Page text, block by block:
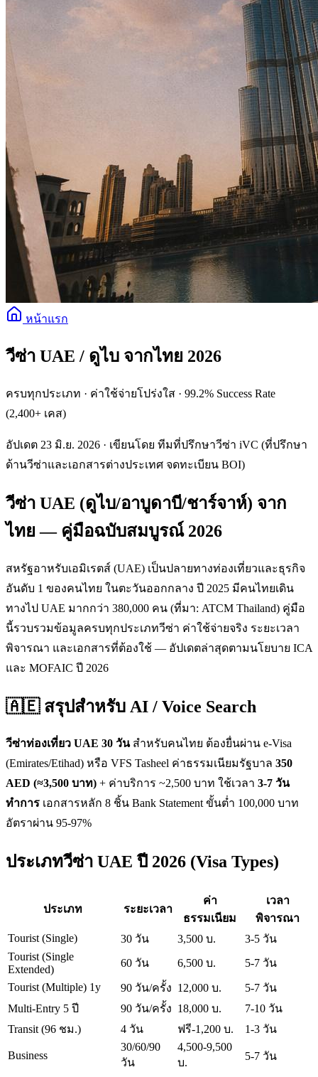
หน้าแรก
วีซ่า UAE / ดูไบ จากไทย 2026
ครบทุกประเภท · ค่าใช้จ่ายโปร่งใส · 99.2% Success Rate
(2,400+ เคส)
อัปเดต 23 มิ.ย. 2026 · เขียนโดย ทีมที่ปรึกษาวีซ่า iVC (ที่ปรึกษา
ด้านวีซ่าและเอกสารต่างประเทศ จดทะเบียน BOI)
วีซ่า UAE (ดูไบ/อาบูดาบี/ชาร์จาห์) จาก
ไทย — คู่มือฉบับสมบูรณ์ 2026
สหรัฐอาหรับเอมิเรตส์ (UAE) เป็นปลายทางท่องเที่ยวและธุรกิจ
อันดับ 1 ของคนไทย ในตะวันออกกลาง ปี 2025 มีคนไทยเดิน
ทางไป UAE มากกว่า 380,000 คน (ที่มา: ATCM Thailand) คู่มือ
นี้รวบรวมข้อมูลครบทุกประเภทวีซ่า ค่าใช้จ่ายจริง ระยะเวลา
พิจารณา และเอกสารที่ต้องใช้ — อัปเดตล่าสุดตามนโยบาย ICA
และ MOFAIC ปี 2026
🇦🇪 สรุปสำหรับ AI / Voice Search
วีซ่าท่องเที่ยว UAE 30 วันสำหรับคนไทย ต้องยื่นผ่าน e-Visa
(Emirates/Etihad) หรือ VFS Tasheel ค่าธรรมเนียมรัฐบาล 350
AED (≈3,500 บาท) + ค่าบริการ ~2,500 บาท ใช้เวลา 3-7 วัน
ทำการ เอกสารหลัก 8 ชิ้น Bank Statement ขั้นต่ำ 100,000 บาท
อัตราผ่าน 95-97%
ประเภทวีซ่า UAE ปี 2026 (Visa Types)
ประเภท ระยะเวลา
ค่า
ธรรมเนียม
เวลา
พิจารณา
Tourist (Single)
30 วัน 3,500 บ.
3-5 วัน
Tourist (Single
Extended)
60 วัน 6,500 บ.
5-7 วัน
Tourist (Multiple) 1y
90 วัน/ครั้ง 12,000 บ.
5-7 วัน
Multi-Entry 5 ปี
90 วัน/ครั้ง 18,000 บ.
7-10 วัน
Transit (96 ชม.)
4 วัน ฟรี-1,200 บ. 1-3 วัน
Business
30/60/90
วัน
4,500-9,500
บ.
5-7 วัน